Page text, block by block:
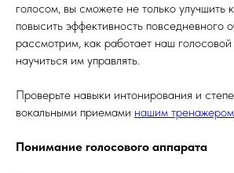
голосом, вы сможете не только улучшить
повысить эффективность повседневного
рассмотрим, как работает наш
научиться им управлять.
Проверьте навыки интонирования и
вокальными приемами нашим тренажером
Понимание голосового аппарата